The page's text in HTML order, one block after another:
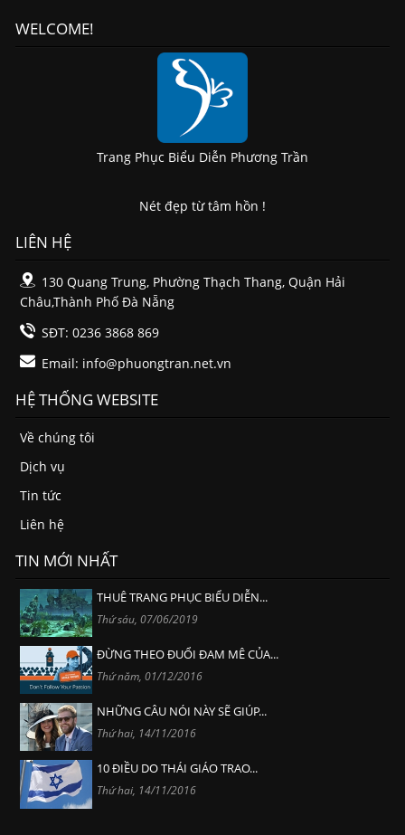
WELCOME!
Trang Phục Biểu Diễn Phương Trần
Nét đẹp từ tâm hồn !
LIÊN HỆ
130 Quang Trung, Phường Thạch Thang, Quận Hải
Châu,Thành Phố Đà Nẵng
SĐT: 0236 3868 869
Email: info@phuongtran.net.vn
HỆ THỐNG WEBSITE
Về chúng tôi
Dịch vụ
Tin tức
Liên hệ
TIN MỚI NHẤT
THUÊ TRANG PHỤC BIỂU DIỄN...
Thứ sáu, 07/06/2019
ĐỪNG THEO ĐUỔI ĐAM MÊ CỦA...
Thứ năm, 01/12/2016
NHỮNG CÂU NÓI NÀY SẼ GIÚP...
Thứ hai, 14/11/2016
10 ĐIỀU DO THÁI GIÁO TRAO...
Thứ hai, 14/11/2016